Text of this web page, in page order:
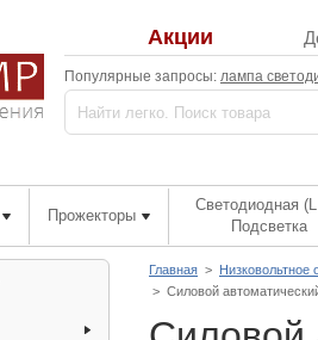
Акции
Популярные запросы: лампа
Прожекторы
Светодиодная
Подсветка
Главная > Низковольтное
> Силовой